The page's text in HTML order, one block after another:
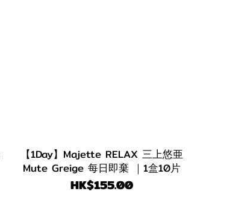
【1Day】Majette RELAX 三上悠亜
Mute Greige 每日即棄 ｜1盒10片
HK$155.00